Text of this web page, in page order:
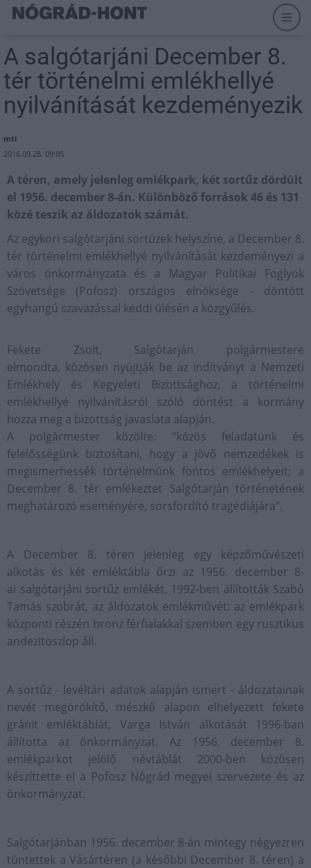
A salgótarjáni December 8.
tér történelmi emlékhellyé
nyilvánítását kezdeményezik
mti
2016.09.28. 09:05
A téren, amely jelenleg emlékpark, két sortűz dördült
el 1956. december 8-án. Különböző források 46 és 131
közé teszik az áldozatok számát.
Az egykori salgótarjáni sortüzek helyszíne, a December 8.
tér történelmi emlékhellyé nyilvánítását kezdeményezi a
város önkormányzata és a Magyar Politikai Foglyok
Szövetsége (Pofosz) országos elnöksége - döntött
egyhangú szavazással keddi ülésén a közgyűlés.
Fekete Zsolt, Salgótarján polgármestere
elmondta, közösen nyújtják be az indítványt a Nemzeti
Emlékhely és Kegyeleti Bizottsághoz, a történelmi
emlékhellyé nyilvánításról szóló döntést a kormány
hozza meg a bizottság javaslata alapján.
A polgármester közölte: "közös feladatunk és
felelősségünk biztosítani, hogy a jövő nemzedékek is
megismerhessék történelmünk fontos emlékhelyeit; a
December 8. tér emlékeztet Salgótarján történetének
meghatározó eseményére, sorsfordító tragédiájára".
A December 8. téren jelenleg egy képzőművészeti
alkotás és két emléktábla őrzi az 1956. december 8-
ai salgótarjáni sortűz emlékét. 1992-ben állították Szabó
Tamás szobrát, az áldozatok emlékművét: az emlékpark
központi részén bronz férfialakkal szemben egy rusztikus
andezitoszlop áll.
A sortűz - levéltári adatok alapján ismert - áldozatainak
nevét megörökítő, mészkő alapon elhelyezett fekete
gránit emléktáblát, Varga István alkotását 1996-ban
állította az önkormányzat. Az 1956. december 8.
emlékparkot jelölő névtáblát 2000-ben közösen
készíttette el a Pofosz Nógrád megyei szervezete és az
önkormányzat.
Salgótarjánban 1956. december 8-án mintegy négyezren
tüntettek a Vásártéren (a későbbi December 8. téren) a